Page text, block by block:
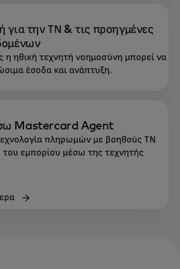
για την ΤΝ & τις προηγμένες
η ηθική τεχνητή νοημοσύνη μπορεί να
έσοδα και ανάπτυξη.
Mastercard Agent
πληρωμών με βοηθούς ΤΝ
του εμπορίου μέσω της τεχνητής